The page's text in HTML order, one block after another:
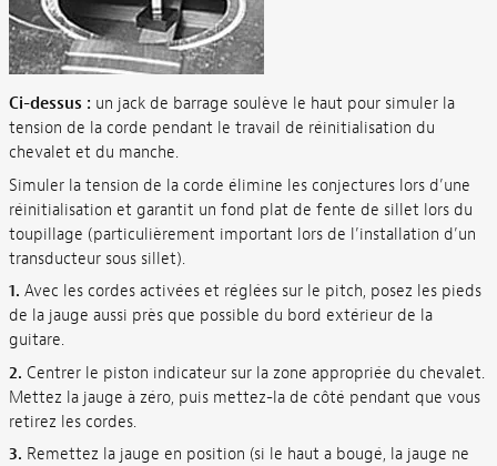
Ci-dessus : un jack de barrage soulève le haut pour simuler la
tension de la corde pendant le travail de réinitialisation du
chevalet et du manche.
Simuler la tension de la corde élimine les conjectures lors d’une
réinitialisation et garantit un fond plat de fente de sillet lors du
toupillage (particulièrement important lors de l’installation d’un
transducteur sous sillet).
1. Avec les cordes activées et réglées sur le pitch, posez les pieds
de la jauge aussi près que possible du bord extérieur de la
guitare.
2. Centrer le piston indicateur sur la zone appropriée du chevalet.
Mettez la jauge à zéro, puis mettez-la de côté pendant que vous
retirez les cordes.
3. Remettez la jauge en position (si le haut a bougé, la jauge ne